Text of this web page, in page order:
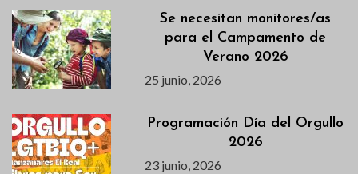
Se necesitan monitores/as
para el Campamento de
Verano 2026
25 junio, 2026
Programación Día del Orgullo
2026
23 junio, 2026